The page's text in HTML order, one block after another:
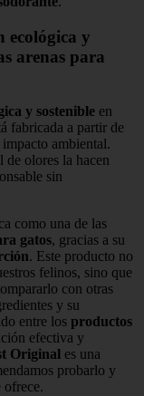
ecológica y
arenas para
y sostenible en
fabricada a partir de
ambiental.
de olores la hacen
sin
como una de las
gatos, gracias a su
. Este producto no
felinos, sino que
con otras
y su
entre los productos
efectiva y
Original es una
probarlo y
ofrece.